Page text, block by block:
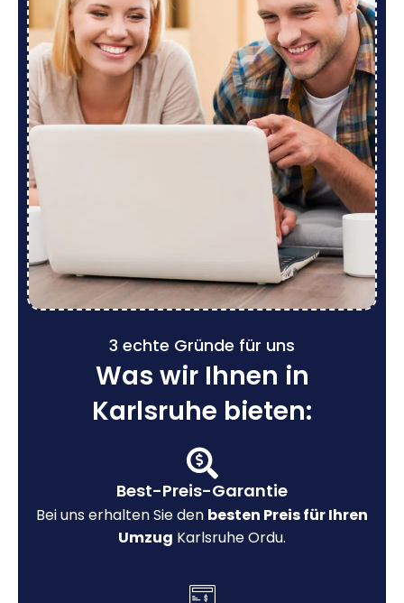
3 echte Gründe für uns
Was wir Ihnen in
Karlsruhe bieten:
Best-Preis-Garantie
Bei uns erhalten Sie den besten Preis für Ihren
Umzug Karlsruhe Ordu.